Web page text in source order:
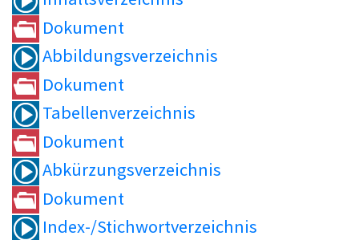
Dokument
Abbildungsverzeichnis
Dokument
Tabellenverzeichnis
Dokument
Abkürzungsverzeichnis
Dokument
Index-/Stichwortverzeichnis